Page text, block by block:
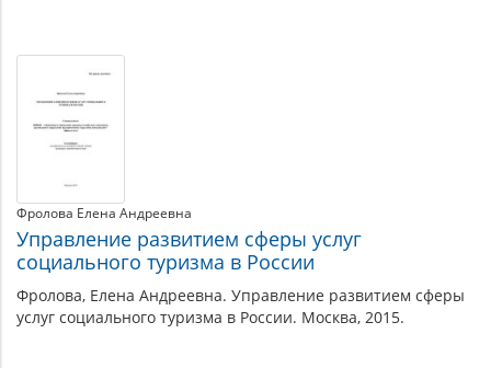
Фролова Елена Андреевна
Управление развитием сферы услуг
социального туризма в России
Фролова, Елена Андреевна. Управление развитием сферы
услуг социального туризма в России. Москва, 2015.